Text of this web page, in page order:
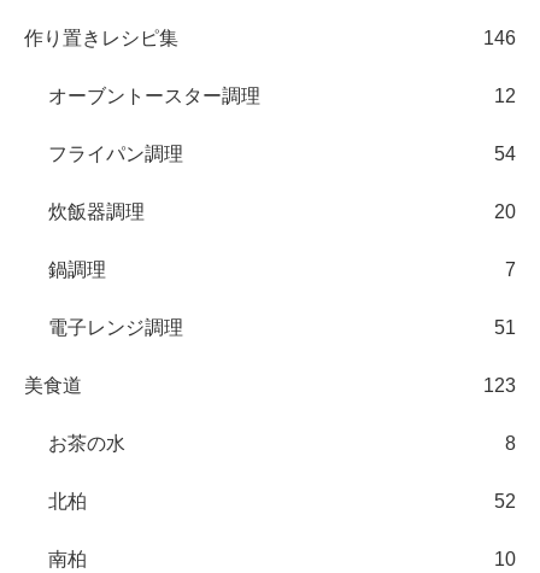
作り置きレシピ集 146
オーブントースター調理 12
フライパン調理 54
炊飯器調理 20
鍋調理 7
電子レンジ調理 51
美食道 123
お茶の水 8
北柏 52
南柏 10